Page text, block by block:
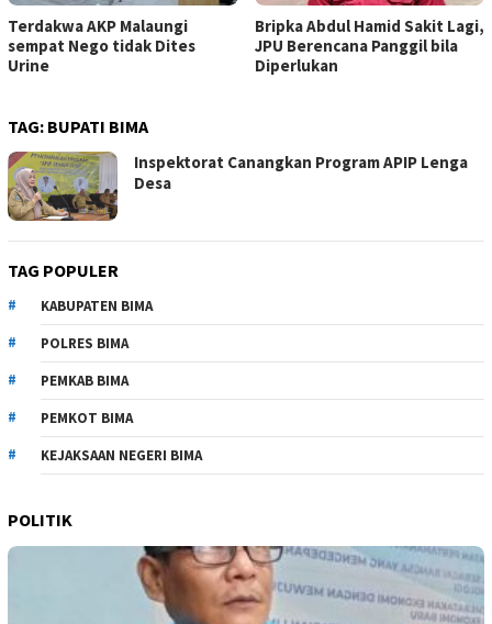
Terdakwa AKP Malaungi
sempat Nego tidak Dites
Urine
Bripka Abdul Hamid Sakit Lagi,
JPU Berencana Panggil bila
Diperlukan
TAG: BUPATI BIMA
Inspektorat Canangkan Program APIP Lenga
Desa
TAG POPULER
KABUPATEN BIMA
POLRES BIMA
PEMKAB BIMA
PEMKOT BIMA
KEJAKSAAN NEGERI BIMA
POLITIK